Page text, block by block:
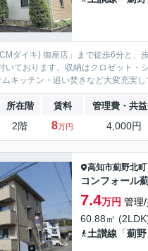
ダイキ) 御座店」まで徒歩6分と
いております。収納はクロゼット・
ムキッチン・追い焚きなど大変充実
所在階 賃料 管理費・共
2階 8万円 4,000円
高知市薊野北町
コンフォール
7.4万円 管理
60.88㎡
土讃線 「薊野